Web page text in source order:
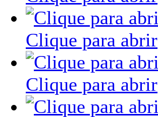
Clique para abrir
Clique para abrir